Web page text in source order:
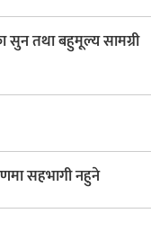
सुन तथा बहुमूल्य सामग्री
सहभागी नहुने